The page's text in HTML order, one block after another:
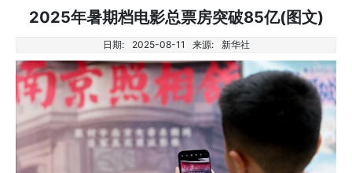
2025年暑期档电影总票房突破85亿(图文)
日期: 2025-08-11 来源: 新华社